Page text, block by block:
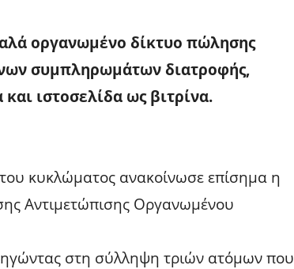
οργανωμένο δίκτυο πώλησης
συμπληρωμάτων διατροφής,
ιστοσελίδα ως βιτρίνα.
κυκλώματος ανακοίνωσε επίσημα η
Αντιμετώπισης Οργανωμένου
στη σύλληψη τριών ατόμων που